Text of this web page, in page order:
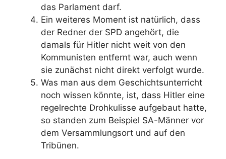
das Parlament darf.
Ein weiteres Moment ist natürlich, dass
der Redner der SPD angehört, die
damals für Hitler nicht weit von den
Kommunisten entfernt war, auch wenn
sie zunächst nicht direkt verfolgt wurde.
Was man aus dem Geschichtsunterricht
noch wissen könnte, ist, dass Hitler eine
regelrechte Drohkulisse aufgebaut hatte,
so standen zum Beispiel SA-Männer vor
dem Versammlungsort und auf den
Tribünen.